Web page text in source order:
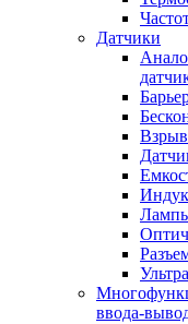
Датчики
ввода-